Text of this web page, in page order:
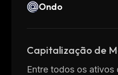
Ondo
Capitalização de
Entre todos os ativos